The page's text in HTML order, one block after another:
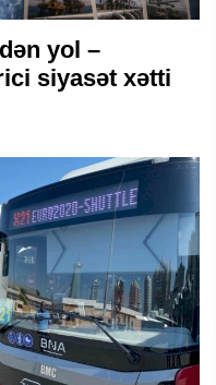
yol –
siyasət xətti